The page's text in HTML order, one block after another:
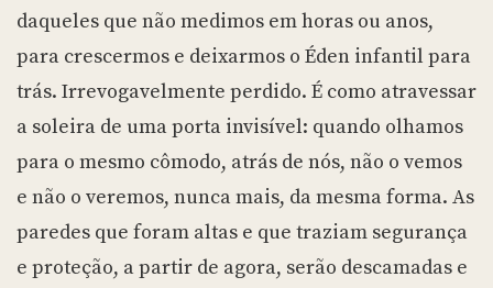
daqueles que não medimos em horas ou anos,
para crescermos e deixarmos o Éden infantil para
trás. Irrevogavelmente perdido. É como atravessar
a soleira de uma porta invisível: quando olhamos
para o mesmo cômodo, atrás de nós, não o vemos
e não o veremos, nunca mais, da mesma forma. As
paredes que foram altas e que traziam segurança
e proteção, a partir de agora, serão descamadas e